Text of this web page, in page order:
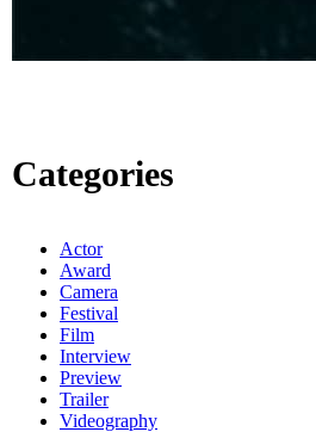
Categories
Actor
Award
Camera
Festival
Film
Interview
Preview
Trailer
Videography